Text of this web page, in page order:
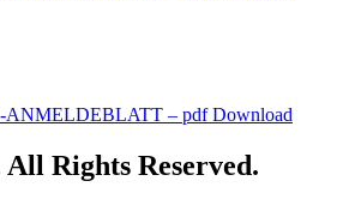
– pdf Download
All Rights Reserved.